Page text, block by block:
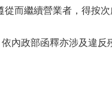
而繼續營業者，得按次
內政部函釋亦涉及違反